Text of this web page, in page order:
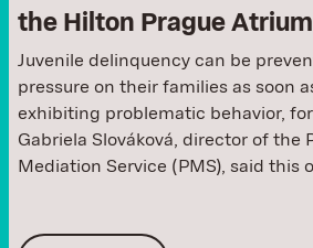
the Hilton Prague
Juvenile delinquency can be
pressure on their families as soon
exhibiting problematic behavior,
Gabriela Slováková, director of the
Mediation Service (PMS), said this